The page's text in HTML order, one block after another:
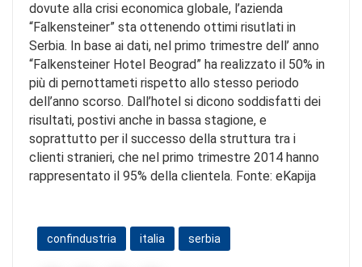
dovute alla crisi economica globale, l’azienda
“Falkensteiner” sta ottenendo ottimi risutlati in
Serbia. In base ai dati, nel primo trimestre dell’ anno
“Falkensteiner Hotel Beograd” ha realizzato il 50% in
più di pernottameti rispetto allo stesso periodo
dell’anno scorso. Dall’hotel si dicono soddisfatti dei
risultati, postivi anche in bassa stagione, e
soprattutto per il successo della struttura tra i
clienti stranieri, che nel primo trimestre 2014 hanno
rappresentato il 95% della clientela. Fonte: eKapija
confindustria italia serbia